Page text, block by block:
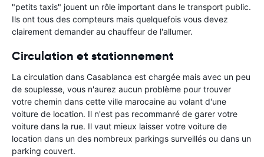
"petits taxis" jouent un rôle important dans le transport public.
Ils ont tous des compteurs mais quelquefois vous devez
clairement demander au chauffeur de l'allumer.
Circulation et stationnement
La circulation dans Casablanca est chargée mais avec un peu
de souplesse, vous n'aurez aucun problème pour trouver
votre chemin dans cette ville marocaine au volant d'une
voiture de location. Il n'est pas recommanré de garer votre
voiture dans la rue. Il vaut mieux laisser votre voiture de
location dans un des nombreux parkings surveillés ou dans un
parking couvert.